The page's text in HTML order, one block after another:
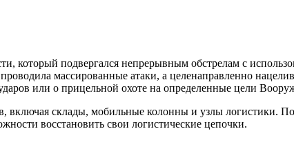
который подвергался непрерывным обстрелам с
массированные атаки, а целенаправленно
или о прицельной охоте на определенные цели
склады, мобильные колонны и узлы логистики.
восстановить свои логистические цепочки.